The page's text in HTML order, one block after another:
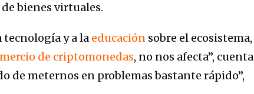
bienes virtuales.
tecnología y a la educación sobre el ecosistema,
de criptomonedas, no nos afecta”, cuenta
de meternos en problemas bastante rápido”,